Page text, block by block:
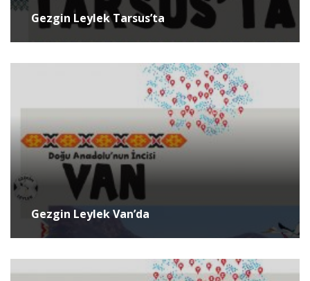
Gezgin Leylek Tarsus’ta
Gezgin Leylek Van’da